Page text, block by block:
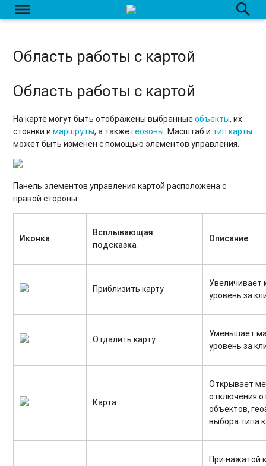
menu search
Область работы с картой
Область работы с картой
На карте могут быть отображены выбранныеобъекты, их
стоянки имаршруты, а такжегеозоны. Масштаб и тип карты
может быть изменен с помощью элементов управления.
Панель элементов управления картой расположена с
правой стороны:
Иконка
Всплывающая
подсказка
Описание
Приблизить карту
Увеличивает
уровень за
Отдалить карту
Уменьшает
уровень за
Карта
Открывает
отключения
объектов,
выбора типа
При нажатой